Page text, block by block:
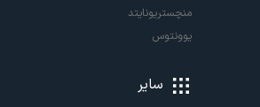
منچستریونایتد
یوونتوس
سایر